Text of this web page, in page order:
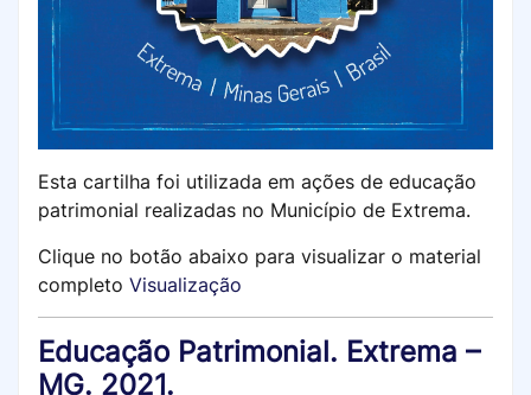
Esta cartilha foi utilizada em ações de educação
patrimonial realizadas no Município de Extrema.
Clique no botão abaixo para visualizar o material
completo Visualização
Educação Patrimonial. Extrema –
MG. 2021.